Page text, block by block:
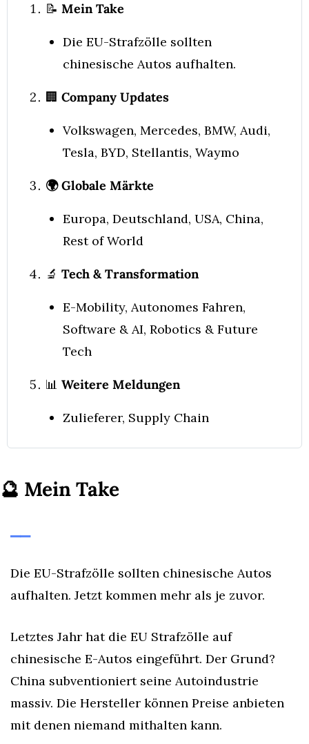
📝 Mein Take
Die EU-Strafzölle sollten
chinesische Autos aufhalten.
🏢 Company Updates
Volkswagen, Mercedes, BMW, Audi,
Tesla, BYD, Stellantis, Waymo
🌍 Globale Märkte
Europa, Deutschland, USA, China,
Rest of World
🔬 Tech & Transformation
E-Mobility, Autonomes Fahren,
Software & AI, Robotics & Future
Tech
📊 Weitere Meldungen
Zulieferer, Supply Chain
🔮 Mein Take
Die EU-Strafzölle sollten chinesische Autos
aufhalten. Jetzt kommen mehr als je zuvor.
Letztes Jahr hat die EU Strafzölle auf
chinesische E-Autos eingeführt. Der Grund?
China subventioniert seine Autoindustrie
massiv. Die Hersteller können Preise anbieten
mit denen niemand mithalten kann.